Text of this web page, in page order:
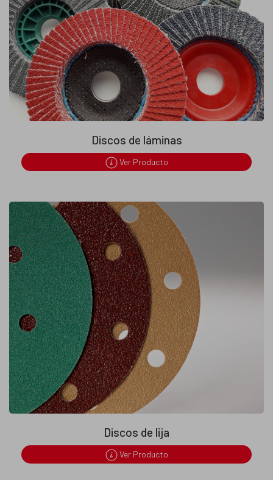
Discos de láminas
Ver Producto
Discos de lija
Ver Producto